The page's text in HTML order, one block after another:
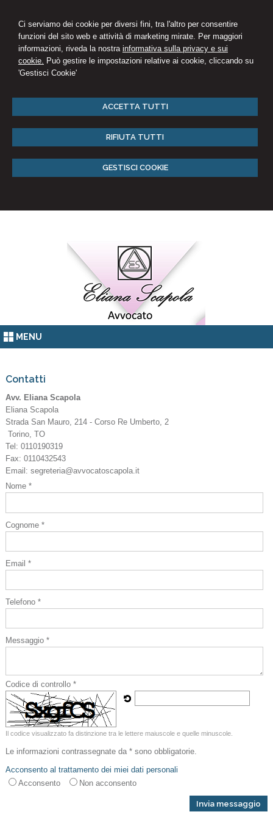
Ci serviamo dei cookie per diversi fini, tra l'altro per consentire
funzioni del sito web e attività di marketing mirate. Per maggiori
informazioni, riveda la nostra informativa sulla privacy e sui
cookie. Può gestire le impostazioni relative ai cookie, cliccando su
'Gestisci Cookie'
ACCETTA TUTTI
RIFIUTA TUTTI
GESTISCI COOKIE
MENU
Contatti
Avv. Eliana Scapola
Eliana Scapola
Strada San Mauro, 214 - Corso Re Umberto, 2
Torino, TO
Tel: 0110190319
Fax: 0110432543
Email: segreteria@avvocatoscapola.it
Nome *
Cognome *
Email *
Telefono *
Messaggio *
Codice di controllo *
Il codice visualizzato fa distinzione tra le lettere maiuscole e quelle minuscole.
Le informazioni contrassegnate da * sono obbligatorie.
Acconsento al trattamento dei miei dati personali
Acconsento
Non acconsento